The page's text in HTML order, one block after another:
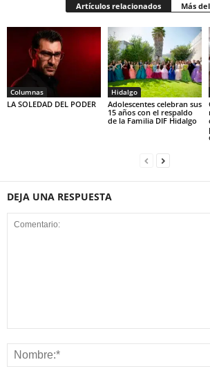
Artículos relacionados Más
Columnas
LA SOLEDAD DEL PODER
Hidalgo
Adolescentes celebran sus
15 años con el respaldo
de la Familia DIF Hidalgo
DEJA UNA RESPUESTA